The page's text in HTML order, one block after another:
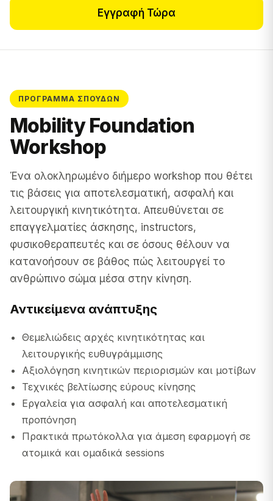
Εγγραφή Τώρα
ΠΡΌΓΡΑΜΜΑ ΣΠΟΥΔΏΝ
Mobility Foundation
Workshop
Ένα ολοκληρωμένο διήμερο workshop που θέτει
τις βάσεις για αποτελεσματική, ασφαλή και
λειτουργική κινητικότητα. Απευθύνεται σε
επαγγελματίες άσκησης, instructors,
φυσικοθεραπευτές και σε όσους θέλουν να
κατανοήσουν σε βάθος πώς λειτουργεί το
ανθρώπινο σώμα μέσα στην κίνηση.
Αντικείμενα ανάπτυξης
Θεμελιώδεις αρχές κινητικότητας και
λειτουργικής ευθυγράμμισης
Αξιολόγηση κινητικών περιορισμών και μοτίβων
Τεχνικές βελτίωσης εύρους κίνησης
Εργαλεία για ασφαλή και αποτελεσματική
προπόνηση
Πρακτικά πρωτόκολλα για άμεση εφαρμογή σε
ατομικά και ομαδικά sessions